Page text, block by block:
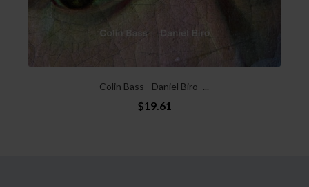
Colin Bass - Daniel Biro -...
$19.61